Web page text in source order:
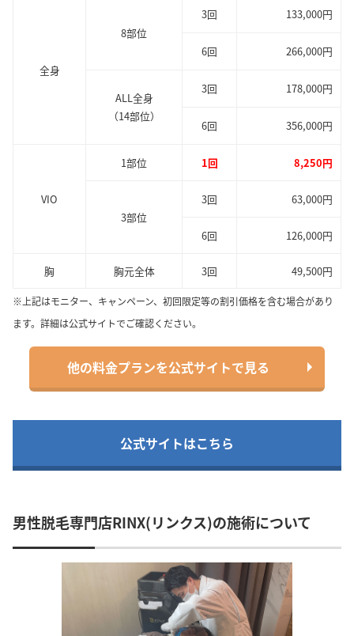
全身
8部位
3回 133,000円
6回 266,000円
ALL全身
（14部位）
3回 178,000円
6回 356,000円
VIO
1部位 1回 8,250円
3部位
3回 63,000円
6回 126,000円
胸 胸元全体 3回 49,500円
※上記はモニター、キャンペーン、初回限定等の割引価格を含む場合があり
ます。詳細は公式サイトでご確認ください。
他の料金プランを公式サイトで見る
公式サイトはこちら
男性脱毛専門店RINX(リンクス)の施術について